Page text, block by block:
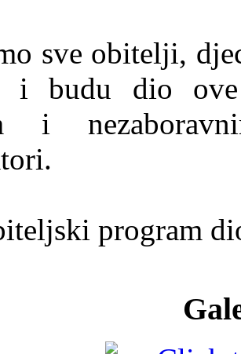
sve obitelji,
i budu dio ove
i
program